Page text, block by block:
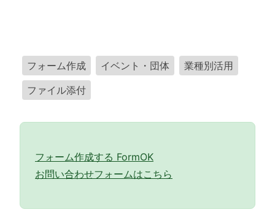
フォーム作成 イベント・団体
業種別活用
ファイル添付
フォーム作成する FormOK
お問い合わせフォームはこちら